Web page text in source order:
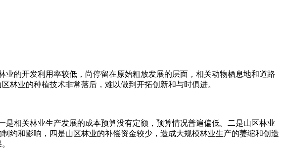
的开发利用率较低，尚停留在原始粗放发展的层面，相关动物栖息地和道路
林业的种植技术非常落后，难以做到开拓创新和与时俱进。
相关林业生产发展的成本预算没有定额，预算情况普遍偏低。二是山区林业
约和影响，四是山区林业的补偿资金较少，造成大规模林业生产的萎缩和创造